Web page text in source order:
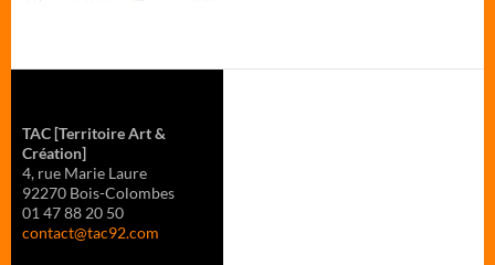
TAC[Territoire Art &
Création]
4, rue Marie Laure
92270 Bois-Colombes
01 47 88 20 50
contact@tac92.com